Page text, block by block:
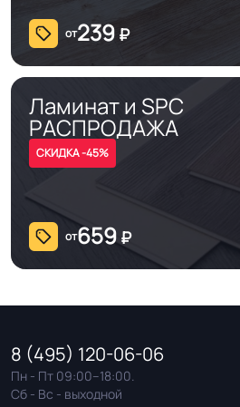
от239 ₽
Ламинат и SPC
РАСПРОДАЖА
СКИДКА -45%
от659₽
8 (495) 120-06-06
Пн - Пт 09:00–18:00.
Сб - Вс - выходной